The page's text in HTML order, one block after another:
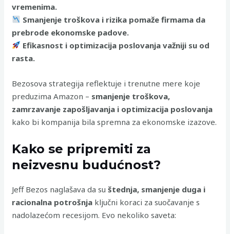
vremenima.
Smanjenje troškova i rizika pomaže firmama da
prebrode ekonomske padove.
Efikasnost i optimizacija poslovanja važniji su od
rasta.
Bezosova strategija reflektuje i trenutne mere koje
preduzima Amazon – smanjenje troškova,
zamrzavanje zapošljavanja i optimizacija poslovanja
kako bi kompanija bila spremna za ekonomske izazove.
Kako se pripremiti za
neizvesnu budućnost?
Jeff Bezos naglašava da suštednja, smanjenje duga i
racionalna potrošnja ključni koraci za suočavanje s
nadolazećom recesijom. Evo nekoliko saveta: